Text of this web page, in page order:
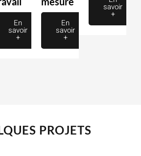
En
savoir
+
En
savoir
+
savoir
+
PROJETS